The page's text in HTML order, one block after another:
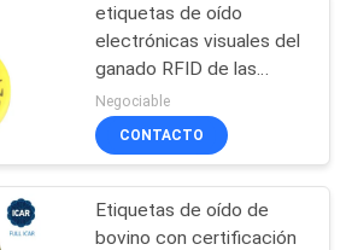
etiquetas de oído
electrónicas visuales del
ganado RFID de las
ovejas 134.2Khz
Negociable
CONTACTO
Etiquetas de oído de
bovino con certificación